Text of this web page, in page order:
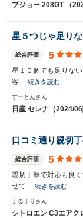
プジョー 208GT （
星５つじゃ足り
総合評価 5
星１０個でも足りな
客… 続きを読む
すーとんさん
日産 セレナ（2024/06
口コミ通り親切丁
総合評価 5
親切丁寧で対応も良
せて… 続きを読む
まるまりさん
シトロエン C3エアク